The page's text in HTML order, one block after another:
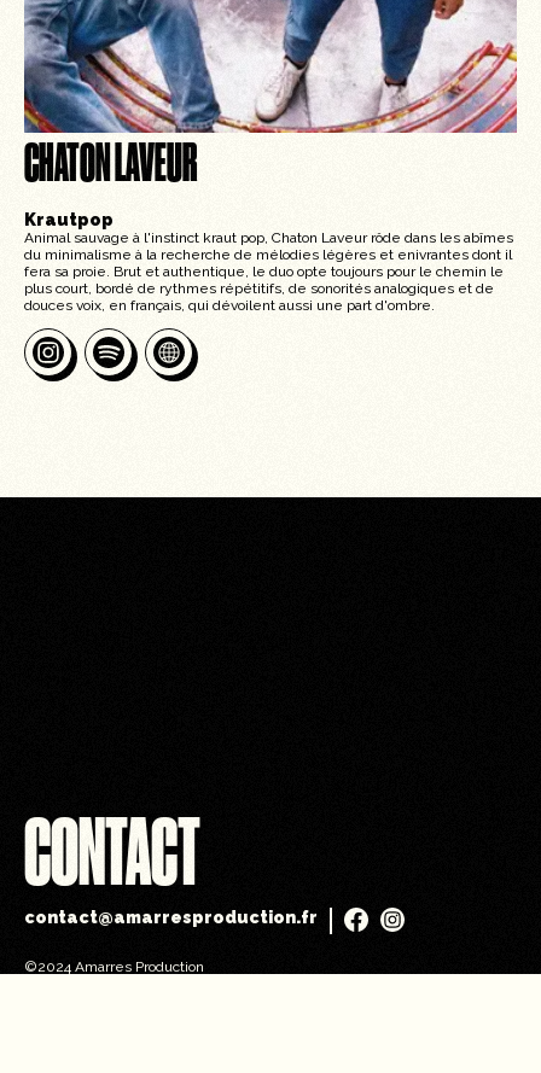
CHATON LAVEUR
Krautpop
Animal sauvage à l'instinct kraut pop, Chaton Laveur rôde dans les abîmes
du minimalisme à la recherche de mélodies légères et enivrantes dont il
fera sa proie. Brut et authentique, le duo opte toujours pour le chemin le
plus court, bordé de rythmes répétitifs, de sonorités analogiques et de
douces voix, en français, qui dévoilent aussi une part d'ombre.
CONTACT
contact@amarresproduction.fr
©2024 Amarres Production